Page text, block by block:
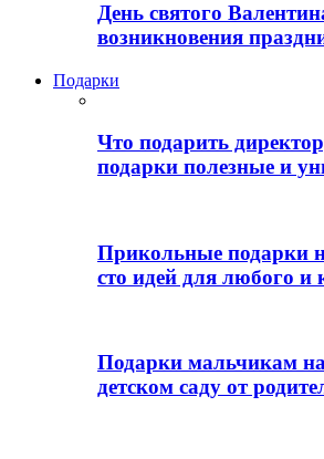
День святого
возникновения
Подарки
Что подарить
подарки полезные и
Прикольные подарки
сто идей для любого и
Подарки мальчикам
детском саду от